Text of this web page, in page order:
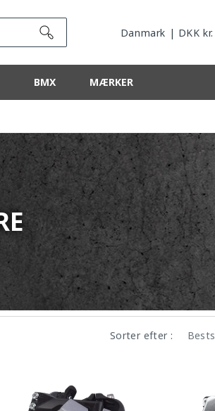
E
G
I
O
Danmark | DKK kr.
BMX MÆRKER
Sorter efter :